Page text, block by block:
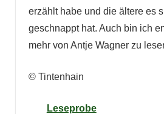
erzählt habe und die ältere es
geschnappt hat. Auch bin ich
mehr von Antje Wagner zu
© Tintenhain
Leseprobe